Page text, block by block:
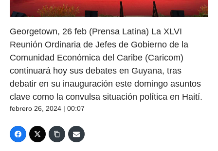
Georgetown, 26 feb (Prensa Latina) La XLVI
Reunión Ordinaria de Jefes de Gobierno de la
Comunidad Económica del Caribe (Caricom)
continuará hoy sus debates en Guyana, tras
debatir en su inauguración este domingo asuntos
clave como la convulsa situación política en Haití.
febrero 26, 2024 | 00:07